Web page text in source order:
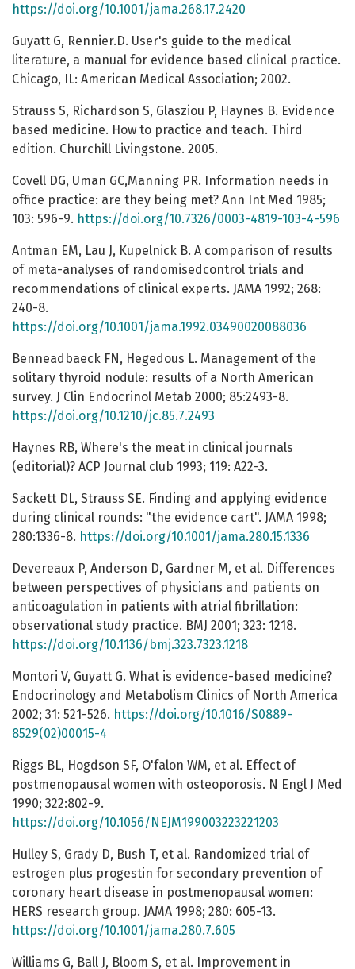
https://doi.org/10.1001/jama.268.17.2420
Guyatt G, Rennier.D. User's guide to the medical
literature, a manual for evidence based clinical practice.
Chicago, IL: American Medical Association; 2002.
Strauss S, Richardson S, Glasziou P, Haynes B. Evidence
based medicine. How to practice and teach. Third
edition. Churchill Livingstone. 2005.
Covell DG, Uman GC,Manning PR. Information needs in
office practice: are they being met? Ann Int Med 1985;
103: 596-9. https://doi.org/10.7326/0003-4819-103-4-596
Antman EM, Lau J, Kupelnick B. A comparison of results
of meta-analyses of randomisedcontrol trials and
recommendations of clinical experts. JAMA 1992; 268:
240-8.
https://doi.org/10.1001/jama.1992.03490020088036
Benneadbaeck FN, Hegedous L. Management of the
solitary thyroid nodule: results of a North American
survey. J Clin Endocrinol Metab 2000; 85:2493-8.
https://doi.org/10.1210/jc.85.7.2493
Haynes RB, Where's the meat in clinical journals
(editorial)? ACP Journal club 1993; 119: A22-3.
Sackett DL, Strauss SE. Finding and applying evidence
during clinical rounds: "the evidence cart". JAMA 1998;
280:1336-8. https://doi.org/10.1001/jama.280.15.1336
Devereaux P, Anderson D, Gardner M, et al. Differences
between perspectives of physicians and patients on
anticoagulation in patients with atrial fibrillation:
observational study practice. BMJ 2001; 323: 1218.
https://doi.org/10.1136/bmj.323.7323.1218
Montori V, Guyatt G. What is evidence-based medicine?
Endocrinology and Metabolism Clinics of North America
2002; 31: 521-526. https://doi.org/10.1016/S0889-
8529(02)00015-4
Riggs BL, Hogdson SF, O'falon WM, et al. Effect of
postmenopausal women with osteoporosis. N Engl J Med
1990; 322:802-9.
https://doi.org/10.1056/NEJM199003223221203
Hulley S, Grady D, Bush T, et al. Randomized trial of
estrogen plus progestin for secondary prevention of
coronary heart disease in postmenopausal women:
HERS research group. JAMA 1998; 280: 605-13.
https://doi.org/10.1001/jama.280.7.605
Williams G, Ball J, Bloom S, et al. Improvement in